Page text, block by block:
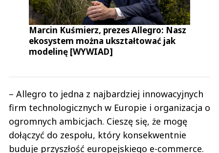
Marcin Kuśmierz, prezes Allegro: Nasz
ekosystem można ukształtować jak
modelinę [WYWIAD]
– Allegro to jedna z najbardziej innowacyjnych
firm technologicznych w Europie i organizacja o
ogromnych ambicjach. Cieszę się, że mogę
dołączyć do zespołu, który konsekwentnie
buduje przyszłość europejskiego e-commerce.